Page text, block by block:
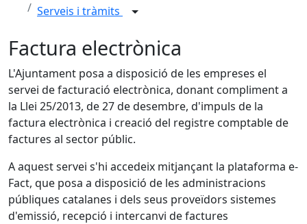
Serveis i tràmits
Factura electrònica
L'Ajuntament posa a disposició de les empreses el
servei de facturació electrònica, donant compliment a
la Llei 25/2013, de 27 de desembre, d'impuls de la
factura electrònica i creació del registre comptable de
factures al sector públic.
A aquest servei s'hi accedeix mitjançant la plataforma e-
Fact, que posa a disposició de les administracions
públiques catalanes i dels seus proveïdors sistemes
d'emissió, recepció i intercanvi de factures